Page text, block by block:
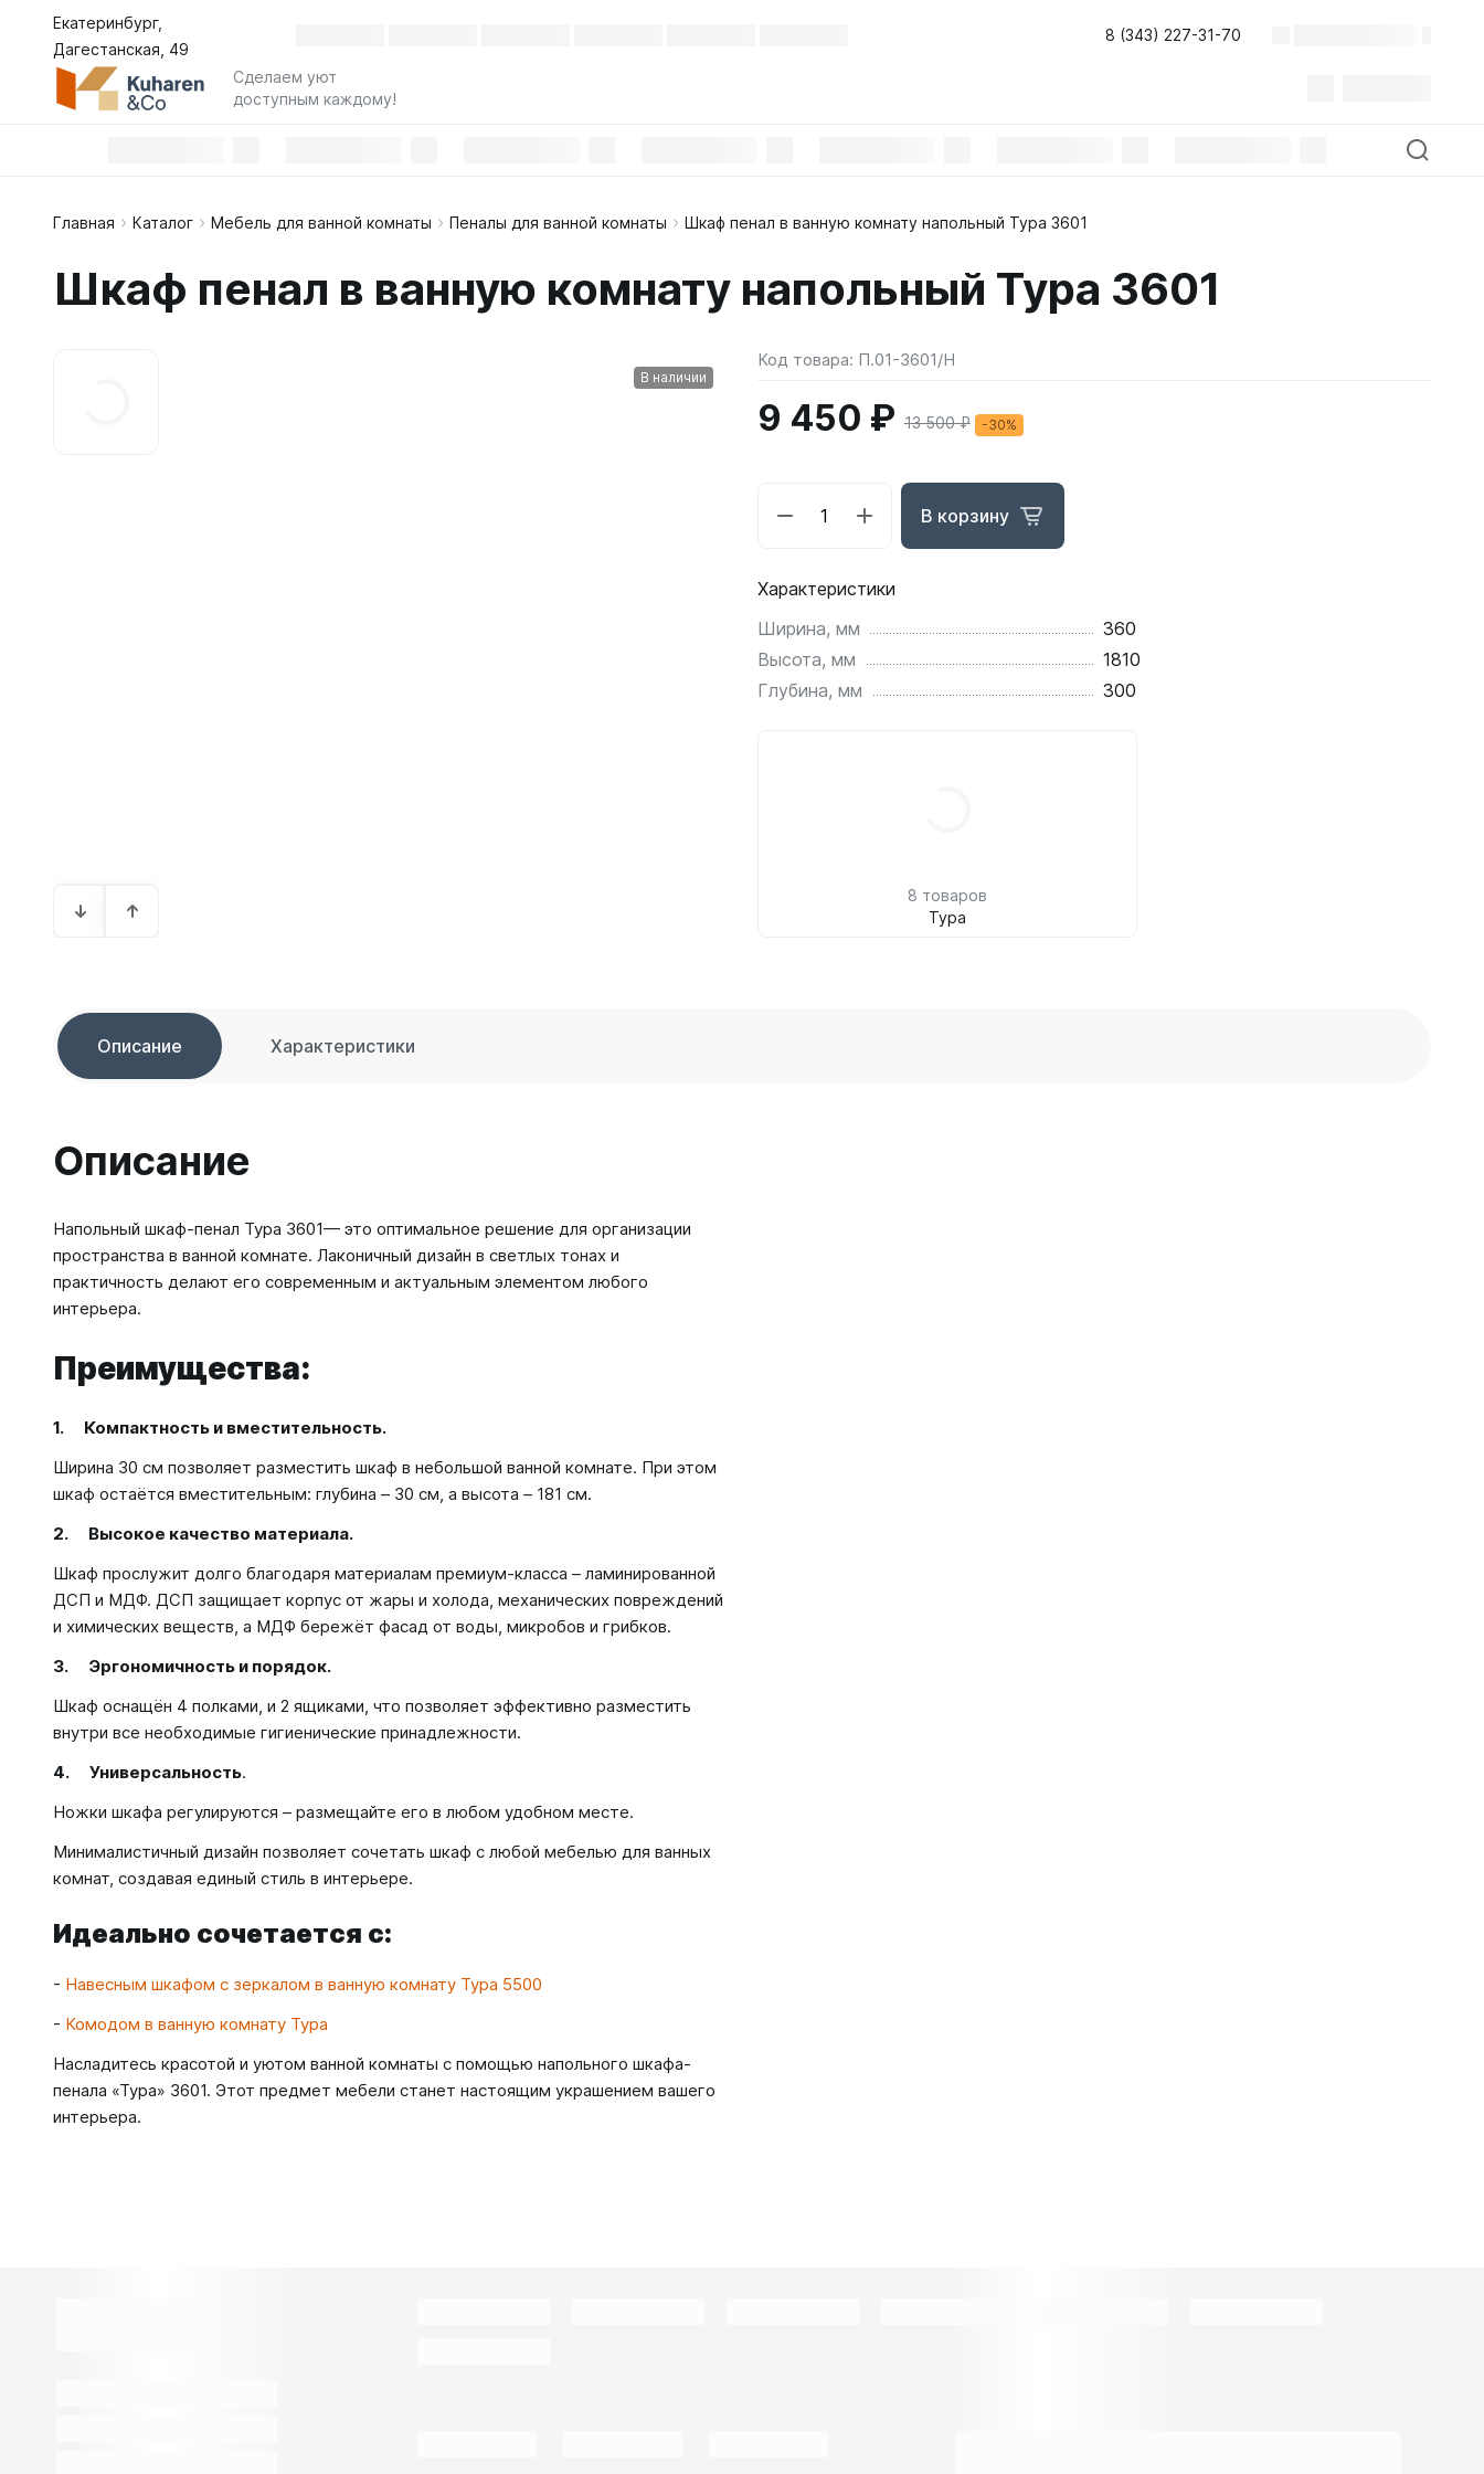
Екатеринбург,
Дагестанская, 49
8 (343) 227-31-70
Сделаем уют
доступным каждому!
Главная Каталог Мебель для ванной комнаты Пеналы для ванной комнаты Шкаф пенал в ванную комнату напольный Тура 3601
Шкаф пенал в ванную комнату напольный Тура 3601
В наличии
Код товара: П.01-3601/Н
9 450 ₽ 13 500 ₽ -30%
В корзину
Характеристики
Ширина, мм
360
Высота, мм
1810
Глубина, мм
300
8 товаров
Тура
Описание Характеристики
Описание
Напольный шкаф-пенал Тура 3601— это оптимальное решение для организации
пространства в ванной комнате. Лаконичный дизайн в светлых тонах и
практичность делают его современным и актуальным элементом любого
интерьера.
Преимущества:
1. Компактность и вместительность.
Ширина 30 см позволяет разместить шкаф в небольшой ванной комнате. При этом
шкаф остаётся вместительным: глубина – 30 см, а высота – 181 см.
2. Высокое качество материала.
Шкаф прослужит долго благодаря материалам премиум-класса – ламинированной
ДСП и МДФ. ДСП защищает корпус от жары и холода, механических повреждений
и химических веществ, а МДФ бережёт фасад от воды, микробов и грибков.
3. Эргономичность и порядок.
Шкаф оснащён 4 полками, и 2 ящиками, что позволяет эффективно разместить
внутри все необходимые гигиенические принадлежности.
4. Универсальность.
Ножки шкафа регулируются – размещайте его в любом удобном месте.
Минималистичный дизайн позволяет сочетать шкаф с любой мебелью для ванных
комнат, создавая единый стиль в интерьере.
Идеально сочетается с:
- Навесным шкафом с зеркалом в ванную комнату Тура 5500
- Комодом в ванную комнату Тура
Насладитесь красотой и уютом ванной комнаты с помощью напольного шкафа-
пенала «Тура» 3601. Этот предмет мебели станет настоящим украшением вашего
интерьера.